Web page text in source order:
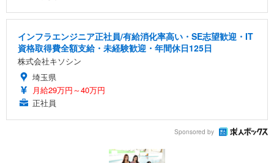
インフラエンジニア正社員/有給消化率高い・SE志望歓迎・IT
資格取得費全額支給・未経験歓迎・年間休日125日
株式会社キソシン
埼玉県
月給29万円～40万円
正社員
Sponsored by